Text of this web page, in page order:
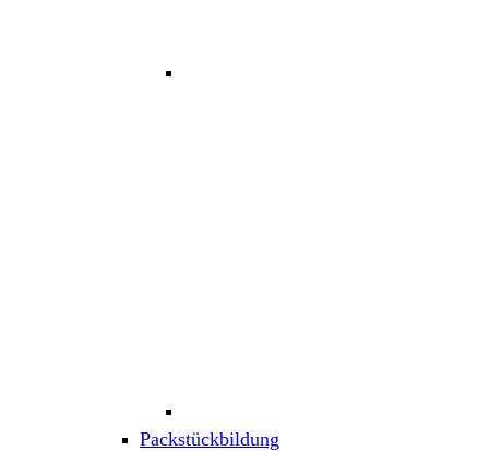
Packstückbildung